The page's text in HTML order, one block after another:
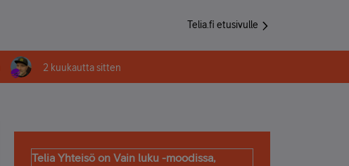
Telia.fi etusivulle
2 kuukautta sitten
Telia Yhteisö on Vain luku -moodissa,